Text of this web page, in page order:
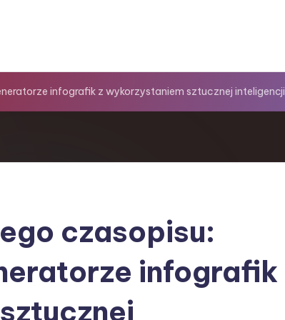
infografik z wykorzystaniem sztucznej inteligencji
czasopisu:
infografik